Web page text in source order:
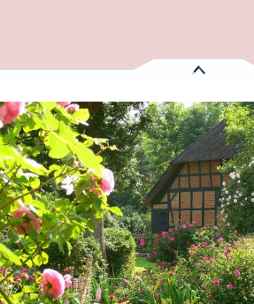
Es wurden1 Treffergefunden:
Bahnhofsnah Mit dem Rad
Heute geöffnet bis
Schleswig-Holsteinisches Landwirtschaftsmuseum, Meldorf
Meldorf Entfernung